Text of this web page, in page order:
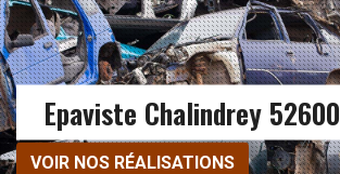
Epaviste Chalindrey 52600
VOIR NOS RÉALISATIONS